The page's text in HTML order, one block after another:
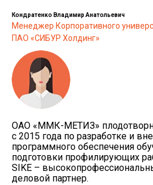
Кондратенко Владимир Анатольевич
Менеджер Корпоративного
ПАО «СИБУР Холдинг»
ОАО «ММК-МЕТИЗ»
с 2015 года по разработке и
программного обеспечения
подготовки профилирующих
SIKE –
деловой партнер.